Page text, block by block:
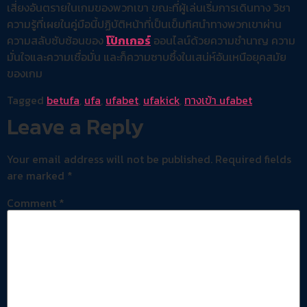
เสี่ยงอันตรายในเกมของพวกเขา ขณะที่ผู้เล่นเริ่มการเดินทาง วิชา
ความรู้ที่เผยในคู่มือนี้ปฏิบัติหน้าที่เป็นเข็มทิศนำทางพวกเขาผ่าน
ความสลับซับซ้อนของโป๊กเกอร์ ออนไลน์ด้วยความชำนาญ ความ
มั่นใจและความเชื่อมั่น และก็ความซาบซึ้งในเสน่ห์อันเหนือยุคสมัย
ของเกม
Tagged betufa, ufa, ufabet, ufakick, ทางเข้า ufabet
Leave a Reply
Your email address will not be published. Required fields
are marked *
Comment *